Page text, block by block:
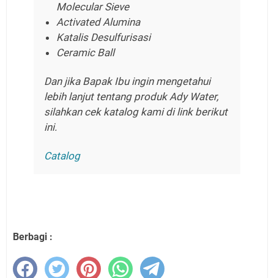
Molecular Sieve
Activated Alumina
Katalis Desulfurisasi
Ceramic Ball
Dan jika Bapak Ibu ingin mengetahui
lebih lanjut tentang produk Ady Water,
silahkan cek katalog kami di link berikut
ini.
Catalog
Berbagi :